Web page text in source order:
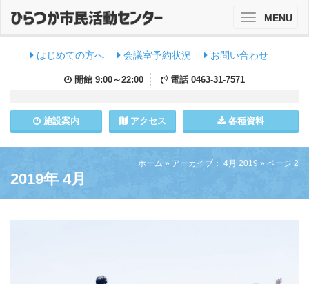
はじめての方へ 会議室予約状況 お問い合わせ
開館 9:00～22:00 電話 0463-31-7571
施設案内 アクセス 各種資料
ToggleMENU
ホーム » アーカイブ： 4月 2019 » ページ 2
2019年 4月